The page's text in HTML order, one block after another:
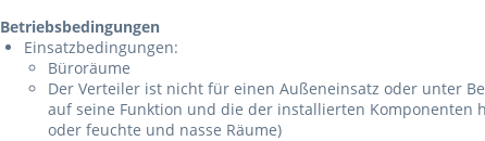
Betriebsbedingungen
Einsatzbedingungen:
Büroräume
Der Verteiler ist nicht für einen Außeneinsatz oder unter
auf seine Funktion und die der installierten Komponenten
oder feuchte und nasse Räume)